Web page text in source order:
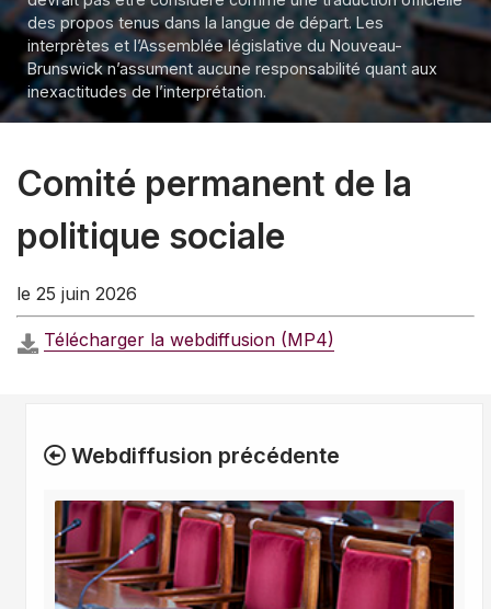
des propos tenus dans la langue de départ. Les
interprètes et l’Assemblée législative du Nouveau-
Brunswick n’assument aucune responsabilité quant aux
inexactitudes de l’interprétation.
Comité permanent de la
politique sociale
le 25 juin 2026
Télécharger la webdiffusion (MP4)
Webdiffusion précédente